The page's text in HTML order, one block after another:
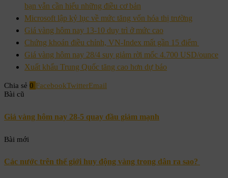
bạn vẫn cần hiểu những điều cơ bản
Microsoft lập kỷ lục về mức tăng vốn hóa thị trường
Giá vàng hôm nay 13-10 duy trì ở mức cao
Chứng khoán điều chỉnh, VN-Index mất gần 15 điểm
Giá vàng hôm nay 28/4 suy giảm rời mốc 4.700 USD/ounce
Xuất khẩu Trung Quốc tăng cao hơn dự báo
Chia sẻ 0 FacebookTwitterEmail
Bài cũ
Giá vàng hôm nay 28-5 quay đầu giảm mạnh
Bài mới
Các nước trên thế giới huy động vàng trong dân ra sao?